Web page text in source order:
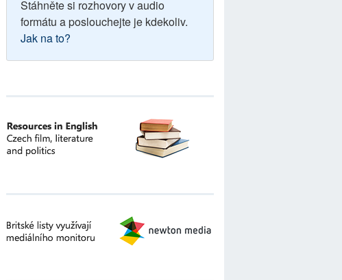
Stáhněte si rozhovory v audio
formátu a poslouchejte je kdekoliv.
Jak na to?